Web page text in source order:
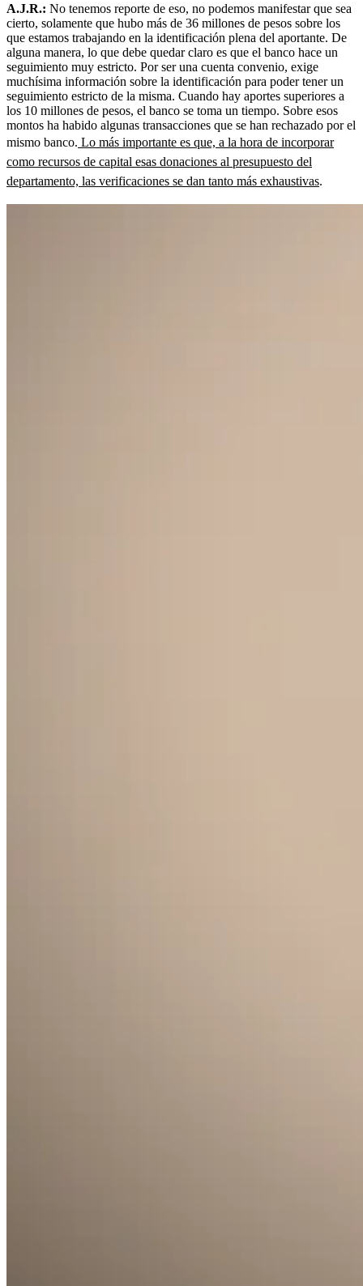
A.J.R.: No tenemos reporte de eso, no podemos manifestar que sea
cierto, solamente que hubo más de 36 millones de pesos sobre los
que estamos trabajando en la identificación plena del aportante. De
alguna manera, lo que debe quedar claro es que el banco hace un
seguimiento muy estricto. Por ser una cuenta convenio, exige
muchísima información sobre la identificación para poder tener un
seguimiento estricto de la misma. Cuando hay aportes superiores a
los 10 millones de pesos, el banco se toma un tiempo. Sobre esos
montos ha habido algunas transacciones que se han rechazado por el
mismo banco. Lo más importante es que, a la hora de incorporar
como recursos de capital esas donaciones al presupuesto del
departamento, las verificaciones se dan tanto más exhaustivas.